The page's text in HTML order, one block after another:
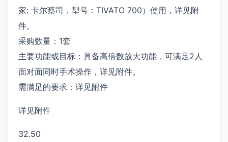
家: 卡尔蔡司，型号：TIVATO 700）使用，详见附
件。
采购数量：1套
主要功能或目标：具备高倍数放大功能，可满足2人
面对面同时手术操作，详见附件。
需满足的要求：详见附件
详见附件
32.50